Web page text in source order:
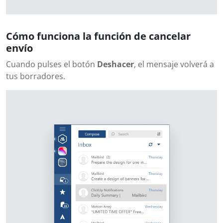
Cómo funciona la función de cancelar
envío
Cuando pulses el botón Deshacer, el mensaje volverá a
tus borradores.